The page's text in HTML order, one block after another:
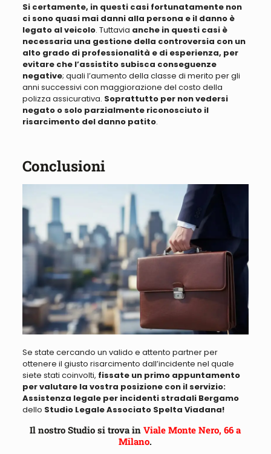
Si certamente, in questi casi fortunatamente non
ci sono quasi mai danni alla persona e il danno è
legato al veicolo. Tuttavia anche in questi casi è
necessaria una gestione della controversia con un
alto grado di professionalità e di esperienza, per
evitare che l’assistito subisca conseguenze
negative; quali l’aumento della classe di merito per gli
anni successivi con maggiorazione del costo della
polizza assicurativa. Soprattutto per non vedersi
negato o solo parzialmente riconosciuto il
risarcimento del danno patito.
Conclusioni
Se state cercando un valido e attento partner per
ottenere il giusto risarcimento dall’incidente nel quale
siete stati coinvolti, fissate un primo appuntamento
per valutare la vostra posizione con il servizio:
Assistenza legale per incidenti stradali Bergamo
dello Studio Legale Associato Spelta Viadana!
Il nostro Studio si trova inViale Monte Nero, 66 a
Milano.